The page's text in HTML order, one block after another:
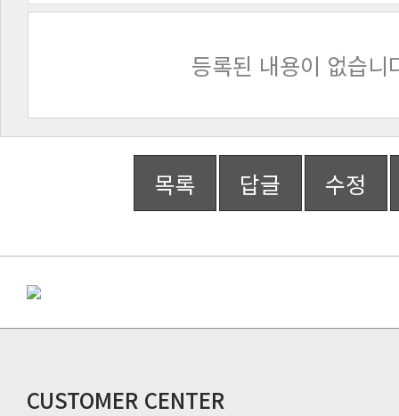
등록된 내용이 없습니
목록 답글 수정
CUSTOMER CENTER